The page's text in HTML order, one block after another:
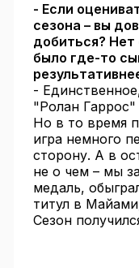
- Если
сезона – вы
добиться?
было где-то
-
"Ролан
Но в то время
игра немного
сторону. А в
не о чем – мы
медаль,
титул в
Сезон